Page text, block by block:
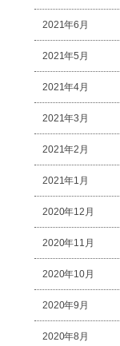
2021年6月
2021年5月
2021年4月
2021年3月
2021年2月
2021年1月
2020年12月
2020年11月
2020年10月
2020年9月
2020年8月